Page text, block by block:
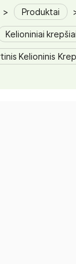
> Produktai
Kelioniniai krepšiai
Kelioninis